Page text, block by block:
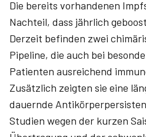
Die bereits vorhandenen
Nachteil, dass jährlich
Derzeit befinden zwei
Pipeline, die auch bei
Patienten ausreichend
Zusätzlich zeigten sie eine
dauernde
Studien wegen der kurzen